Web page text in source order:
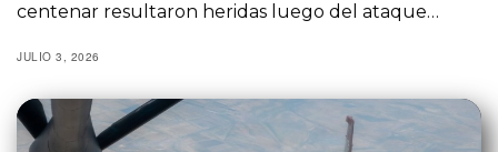
centenar resultaron heridas luego del ataque…
JULIO 3, 2026